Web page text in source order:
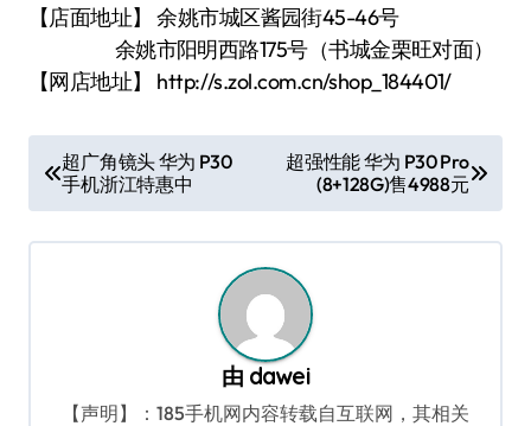
【店面地址】 余姚市城区酱园街45-46号
余姚市阳明西路175号（书城金栗旺对面）
【网店地址】 http://s.zol.com.cn/shop_184401/
章
导
超广角镜头 华为 P30
手机浙江特惠中
超强性能 华为 P30 Pro
(8+128G)售4988元
由 dawei
【声明】：185手机网内容转载自互联网，其相关